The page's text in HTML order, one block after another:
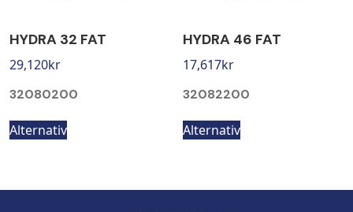
HYDRA 32 FAT
29,120kr
32080200
Alternativ
HYDRA 46 FAT
17,617kr
32082200
Alternativ